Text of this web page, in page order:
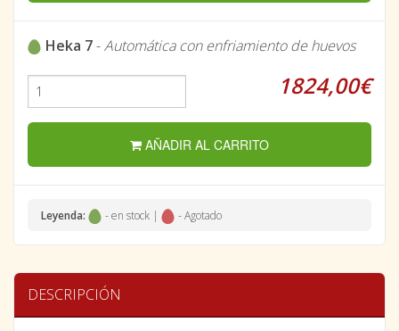
Heka 7-Automática con enfriamiento de huevos
1824,00€
AÑADIR AL CARRITO
Leyenda: - en stock | - Agotado
DESCRIPCIÓN